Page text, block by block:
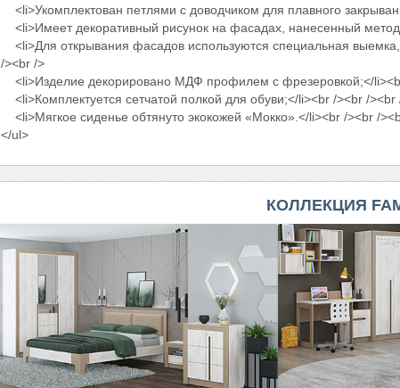
<li>Укомплектован петлями с доводчиком для плавного
<li>Имеет декоративный рисунок на фасадах, нанесенный
<li>Для открывания фасадов используются специальная
/><br />
<li>Изделие декорировано МДФ профилем с фрезеровкой;</
<li>Комплектуется сетчатой полкой для обуви;</li><br /><br /
<li>Мягкое сиденье обтянуто экокожей «Мокко».</li><br /><br /
</ul>
КОЛЛЕКЦИЯ